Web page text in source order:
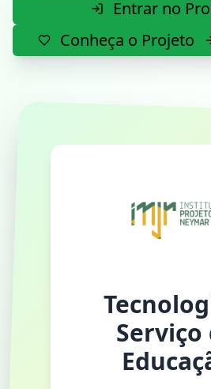
Entrar no
Conheça o Projeto
Serviço